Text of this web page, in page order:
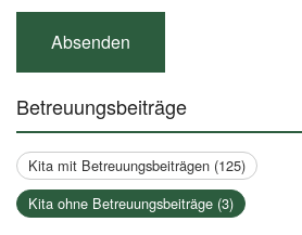
Betreuungsbeiträge
Kita mit Betreuungsbeiträgen (125)
Kita ohne Betreuungsbeiträge (3)